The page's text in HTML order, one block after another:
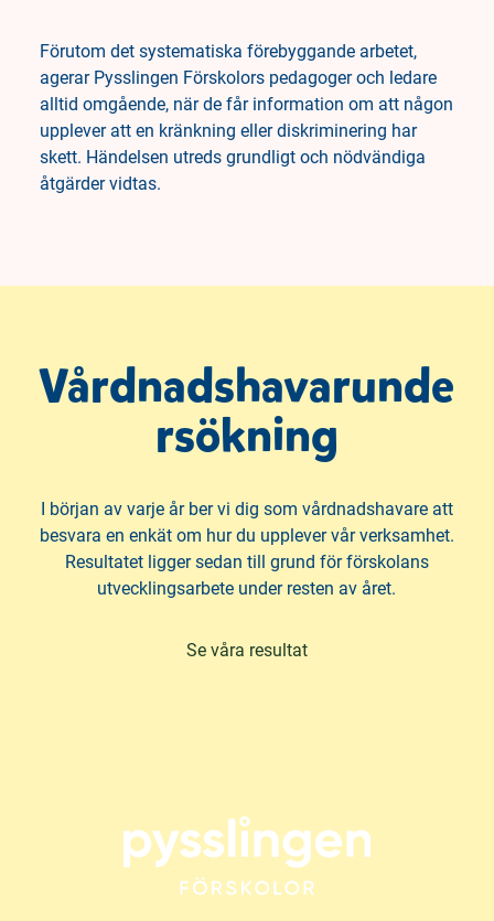
Förutom det systematiska förebyggande arbetet,
agerar Pysslingen Förskolors pedagoger och ledare
alltid omgående, när de får information om att någon
upplever att en kränkning eller diskriminering har
skett. Händelsen utreds grundligt och nödvändiga
åtgärder vidtas.
Vårdnadshavarunde
rsökning
I början av varje år ber vi dig som vårdnadshavare att
besvara en enkät om hur du upplever vår verksamhet.
Resultatet ligger sedan till grund för förskolans
utvecklingsarbete under resten av året.
Se våra resultat